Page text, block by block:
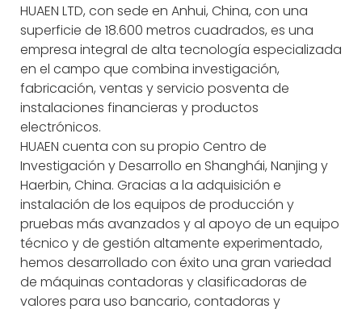
HUAEN LTD, con sede en Anhui, China, con una
superficie de 18.600 metros cuadrados, es una
empresa integral de alta tecnología especializada
en el campo que combina investigación,
fabricación, ventas y servicio posventa de
instalaciones financieras y productos
electrónicos.
HUAEN cuenta con su propio Centro de
Investigación y Desarrollo en Shanghái, Nanjing y
Haerbin, China. Gracias a la adquisición e
instalación de los equipos de producción y
pruebas más avanzados y al apoyo de un equipo
técnico y de gestión altamente experimentado,
hemos desarrollado con éxito una gran variedad
de máquinas contadoras y clasificadoras de
valores para uso bancario, contadoras y